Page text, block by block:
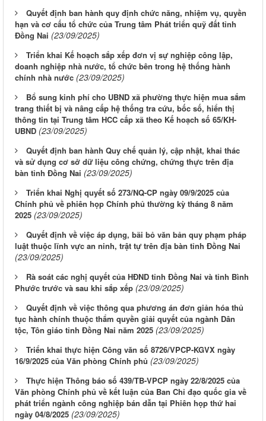
Quyết định ban hành quy định chức năng, nhiệm vụ, quyền
hạn và cơ cấu tổ chức của Trung tâm Phát triển quỹ đất tỉnh
Đồng Nai (23/09/2025)
Triển khai Kế hoạch sắp xếp đơn vị sự nghiệp công lập,
doanh nghiệp nhà nước, tổ chức bên trong hệ thống hành
chính nhà nước (23/09/2025)
Bổ sung kinh phí cho UBND xã phường thực hiện mua sắm
trang thiết bị và nâng cấp hệ thống tra cứu, bốc số, hiển thị
thông tin tại Trung tâm HCC cấp xã theo Kế hoạch số 65/KH-
UBND (23/09/2025)
Quyết định ban hành Quy chế quản lý, cập nhật, khai thác
và sử dụng cơ sở dữ liệu công chứng, chứng thực trên địa
bàn tỉnh Đồng Nai (23/09/2025)
Triển khai Nghị quyết số 273/NQ-CP ngày 09/9/2025 của
Chính phủ về phiên họp Chính phủ thường kỳ tháng 8 năm
2025 (23/09/2025)
Quyết định về việc áp dụng, bãi bỏ văn bản quy phạm pháp
luật thuộc lĩnh vực an ninh, trật tự trên địa bàn tỉnh Đồng Nai
(23/09/2025)
Rà soát các nghị quyết của HĐND tỉnh Đồng Nai và tỉnh Bình
Phước trước và sau khi sắp xếp (23/09/2025)
Quyết định về việc thông qua phương án đơn giản hóa thủ
tục hành chính thuộc thẩm quyền giải quyết của ngành Dân
tộc, Tôn giáo tỉnh Đồng Nai năm 2025 (23/09/2025)
Triển khai thực hiện Công văn số 8726/VPCP-KGVX ngày
16/9/2025 của Văn phòng Chính phủ (23/09/2025)
Thực hiện Thông báo số 439/TB-VPCP ngày 22/8/2025 của
Văn phòng Chính phủ về kết luận của Ban Chỉ đạo quốc gia về
phát triển ngành công nghiệp bán dẫn tại Phiên họp thứ hai
ngày 04/8/2025 (23/09/2025)